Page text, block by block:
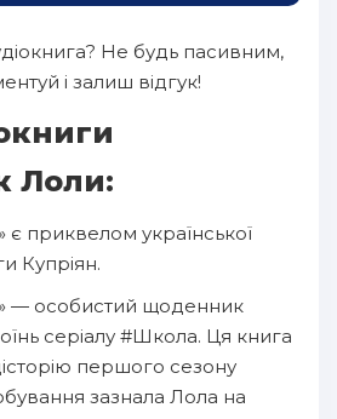
Не будь пасивним,
і залиш відгук!
Лоли:
приквелом української
Купріян.
— особистий щоденник
серіалу #Школа. Ця книга
першого сезону
зазнала Лола на